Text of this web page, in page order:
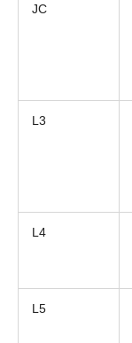
JC
L3
L4
L5